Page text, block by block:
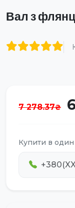
Вал з
7 278.37
Купити в один